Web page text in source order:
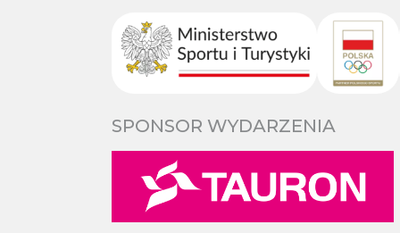
SPONSOR WYDARZENIA